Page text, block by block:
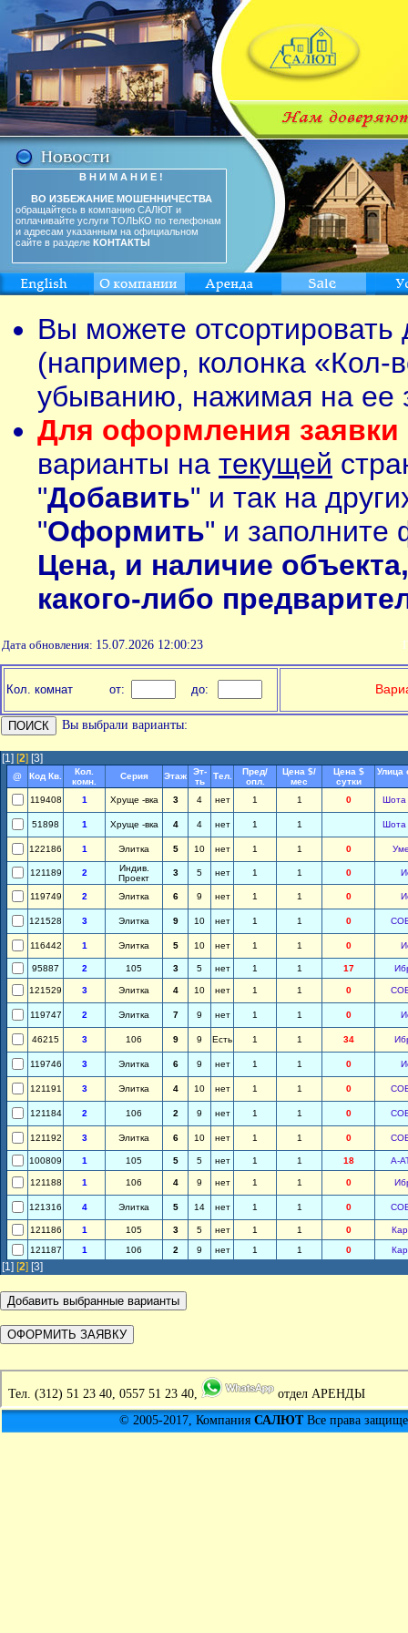
В Н И М А Н И Е !
ВО ИЗБЕЖАНИЕ МОШЕННИЧЕСТВА
обращайтесь в компанию САЛЮТ и
оплачивайте услуги ТОЛЬКО по телефонам
и адресам указанным на официальном
сайте в разделе КОНТАКТЫ
Вы можете
(например, колонка «Кол-
убыванию, нажимая на ее
Для оформления заявки
варианты на текущей
"Добавить" и так на
"Оформить" и заполните
Цена, и наличие
какого-либо
Дата обновления: 15.07.2026 12:00:23
Кол. комнат от: до:
Вы выбрали варианты:
[1] [2] [3]
@ Код Кв.
Кол.
комн.
Серия Этаж
Эт-
ть
Тел.
Пред/
опл.
Цена $/
мес
Цена $
сутки
Улица
119408 1 Хруще -вка 3 4 нет 1 1 0 Шота
51898 1 Хруще -вка 4 4 нет 1 1 Шота
122186 1 Элитка 5 10 нет 1 1 0
121189 2
Индив.
Проект
3 5 нет 1 1 0
119749 2 Элитка 6 9 нет 1 1 0
121528 3 Элитка 9 10 нет 1 1 0
116442 1 Элитка 5 10 нет 1 1 0
95887 2 105 3 5 нет 1 1 17
121529 3 Элитка 4 10 нет 1 1 0
119747 2 Элитка 7 9 нет 1 1 0
46215 3 106 9 9 Есть 1 1 34
119746 3 Элитка 6 9 нет 1 1 0
121191 3 Элитка 4 10 нет 1 1 0
121184 2 106 2 9 нет 1 1 0
121192 3 Элитка 6 10 нет 1 1 0
100809 1 105 5 5 нет 1 1 18 А-
121188 1 106 4 9 нет 1 1 0
121316 4 Элитка 5 14 нет 1 1 0
121186 1 105 3 5 нет 1 1 0
121187
1 106 2 9 нет 1 1 0
[1] [2] [3]
Тел. (312) 51 23 40, 0557 51 23 40,
отдел АРЕНДЫ
© 2005-2017, Компания САЛЮТВсе права